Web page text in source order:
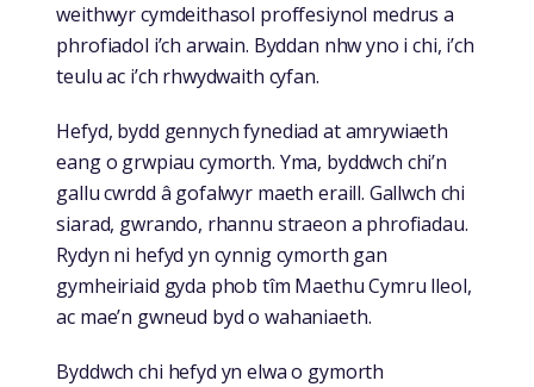
weithwyr cymdeithasol proffesiynol medrus a
phrofiadol i’ch arwain. Byddan nhw yno i chi, i’ch
teulu ac i’ch rhwydwaith cyfan.
Hefyd, bydd gennych fynediad at amrywiaeth
eang o grwpiau cymorth. Yma, byddwch chi’n
gallu cwrdd â gofalwyr maeth eraill. Gallwch chi
siarad, gwrando, rhannu straeon a phrofiadau.
Rydyn ni hefyd yn cynnig cymorth gan
gymheiriaid gyda phob tîm Maethu Cymru lleol,
ac mae’n gwneud byd o wahaniaeth.
Byddwch chi hefyd yn elwa o gymorth